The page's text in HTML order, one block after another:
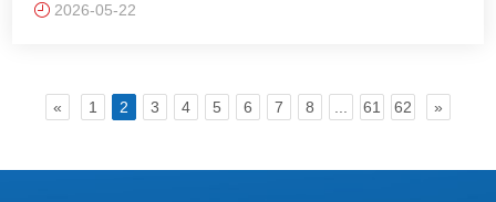
报，并介绍了下一步工作打算。
2026-05-22
« 1 2 3 4 5 6 7 8 61 62 »